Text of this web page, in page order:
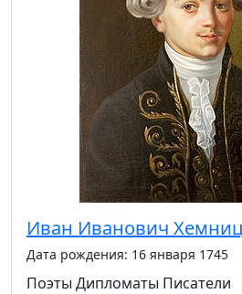
Иван Иванович
Дата рождения: 16 января 1745
Поэты Дипломаты Писатели